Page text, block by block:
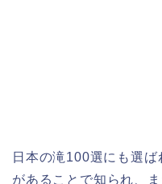
日本の滝100選にも選ば
があることで知られ、